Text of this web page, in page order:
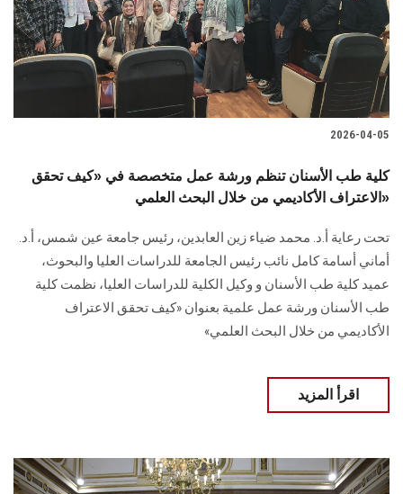
2026-04-05
كلية طب الأسنان تنظم ورشة عمل متخصصة في «كيف تحقق
الاعتراف الأكاديمي من خلال البحث العلمي»
تحت رعاية أ.د. محمد ضياء زين العابدين، رئيس جامعة عين شمس، أ.د.
أماني أسامة كامل نائب رئيس الجامعة للدراسات العليا والبحوث،
عميد كلية طب الأسنان و وكيل الكلية للدراسات العليا، نظمت كلية
طب الأسنان ورشة عمل علمية بعنوان «كيف تحقق الاعتراف
الأكاديمي من خلال البحث العلمي»
اقرأ المزيد